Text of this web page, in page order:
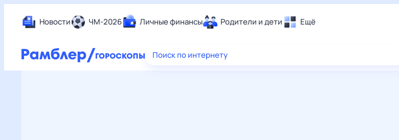
Новости ЧМ-2026 Личные финансы Родители и дети Ещё
Еда
Поиск по интернету